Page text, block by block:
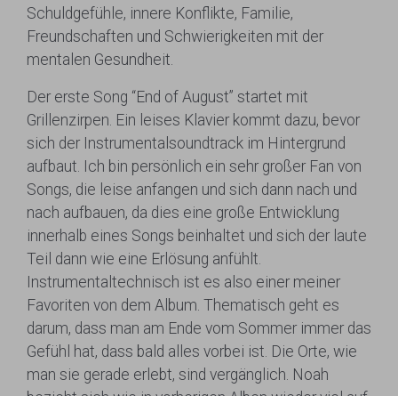
Schuldgefühle, innere Konflikte, Familie,
Freundschaften und Schwierigkeiten mit der
mentalen Gesundheit.
Der erste Song “End of August” startet mit
Grillenzirpen. Ein leises Klavier kommt dazu, bevor
sich der Instrumentalsoundtrack im Hintergrund
aufbaut. Ich bin persönlich ein sehr großer Fan von
Songs, die leise anfangen und sich dann nach und
nach aufbauen, da dies eine große Entwicklung
innerhalb eines Songs beinhaltet und sich der laute
Teil dann wie eine Erlösung anfühlt.
Instrumentaltechnisch ist es also einer meiner
Favoriten von dem Album. Thematisch geht es
darum, dass man am Ende vom Sommer immer das
Gefühl hat, dass bald alles vorbei ist. Die Orte, wie
man sie gerade erlebt, sind vergänglich. Noah